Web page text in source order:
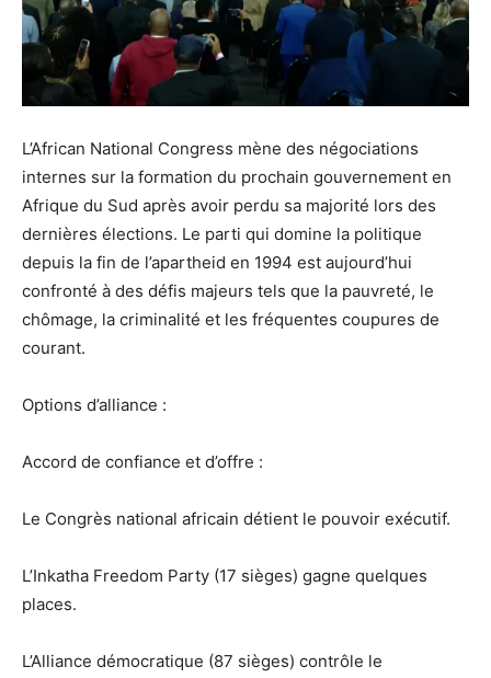
L’African National Congress mène des négociations
internes sur la formation du prochain gouvernement en
Afrique du Sud après avoir perdu sa majorité lors des
dernières élections. Le parti qui domine la politique
depuis la fin de l’apartheid en 1994 est aujourd’hui
confronté à des défis majeurs tels que la pauvreté, le
chômage, la criminalité et les fréquentes coupures de
courant.
Options d’alliance :
Accord de confiance et d’offre :
Le Congrès national africain détient le pouvoir exécutif.
L’Inkatha Freedom Party (17 sièges) gagne quelques
places.
L’Alliance démocratique (87 sièges) contrôle le